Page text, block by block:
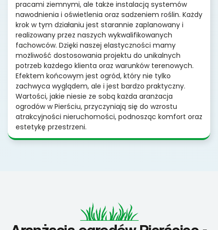
pracami ziemnymi, ale także instalacją systemów
nawodnienia i oświetlenia oraz sadzeniem roślin. Każdy
krok w tym działaniu jest starannie zaplanowany i
realizowany przez naszych wykwalifikowanych
fachowców. Dzięki naszej elastyczności mamy
możliwość dostosowania projektu do unikalnych
potrzeb każdego klienta oraz warunków terenowych.
Efektem końcowym jest ogród, który nie tylko
zachwyca wyglądem, ale i jest bardzo praktyczny.
Wartości, jakie niesie ze sobą każda aranżacja
ogrodów w Pierściu, przyczyniają się do wzrostu
atrakcyjności nieruchomości, podnosząc komfort oraz
estetykę przestrzeni.